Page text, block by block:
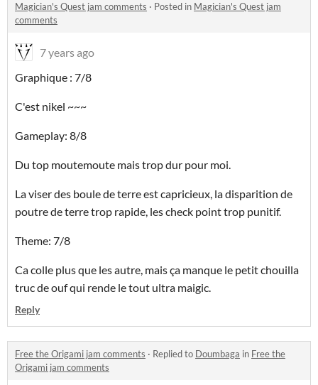
Magician's Quest jam comments · Posted in Magician's Quest jam
comments
7 years ago
Graphique : 7/8
C'est nikel ~~~
Gameplay: 8/8
Du top moutemoute mais trop dur pour moi.
La viser des boule de terre est capricieux, la disparition de
poutre de terre trop rapide, les check point trop punitif.
Theme: 7/8
Ca colle plus que les autre, mais ça manque le petit chouilla
truc de ouf qui rende le tout ultra maigic.
Reply
Free the Origami jam comments · Replied to Doumbaga in Free the
Origami jam comments